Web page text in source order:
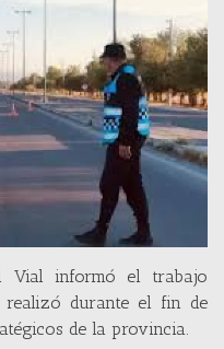
Vial informó el trabajo
durante el fin de
de la provincia.